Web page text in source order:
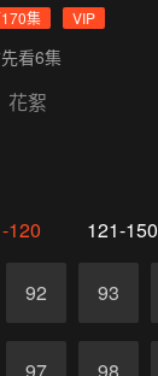
集 VIP
看6集
花絮
120 121-150
92 93